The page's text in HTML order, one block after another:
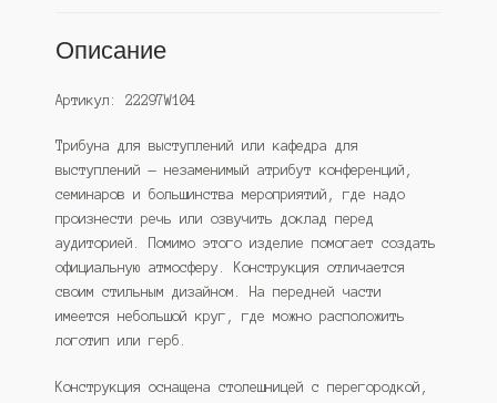
Описание
Артикул: 22297W104
Трибуна для выступлений или кафедра для
выступлений — незаменимый атрибут конференций,
семинаров и большинства мероприятий, где надо
произнести речь или озвучить доклад перед
аудиторией. Помимо этого изделие помогает создать
официальную атмосферу. Конструкция отличается
своим стильным дизайном. На передней части
имеется небольшой круг, где можно расположить
логотип или герб.
Конструкция оснащена столешницей с перегородкой,